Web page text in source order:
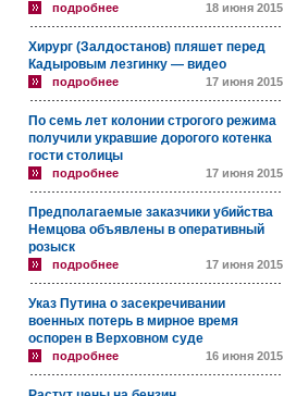
подробнее 18 июня 2015
Хирург (Залдостанов) пляшет перед
Кадыровым лезгинку — видео
подробнее 17 июня 2015
По семь лет колонии строгого режима
получили укравшие дорогого котенка
гости столицы
подробнее 17 июня 2015
Предполагаемые заказчики убийства
Немцова объявлены в оперативный
розыск
подробнее 17 июня 2015
Указ Путина о засекречивании
военных потерь в мирное время
оспорен в Верховном суде
подробнее 16 июня 2015